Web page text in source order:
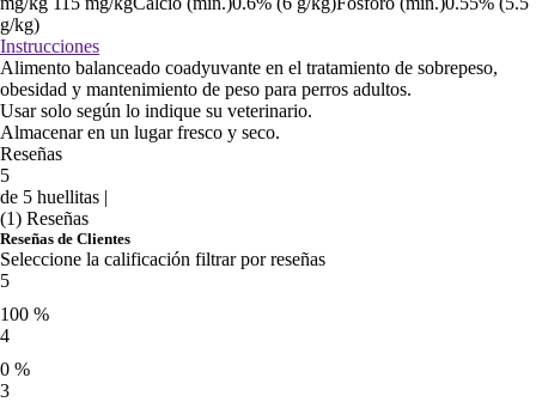
g/kg)
Instrucciones
Alimento balanceado coadyuvante en el tratamiento de sobrepeso,
obesidad y mantenimiento de peso para perros adultos.
Usar solo según lo indique su veterinario.
Almacenar en un lugar fresco y seco.
Reseñas
5
de 5 huellitas |
(1) Reseñas
Reseñas de Clientes
Seleccione la calificación filtrar por reseñas
5
100 %
4
0 %
3